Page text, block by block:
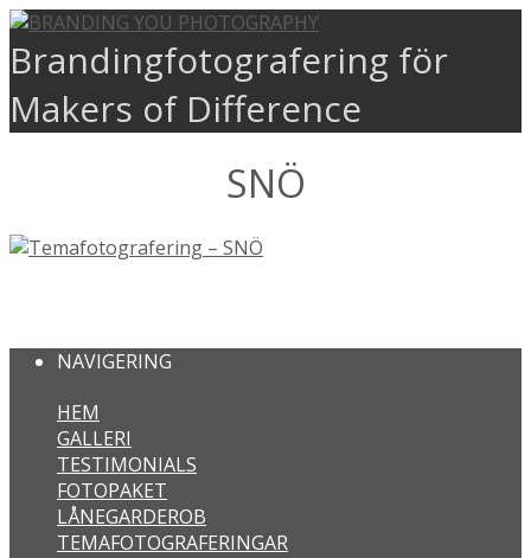
Brandingfotografering för
Makers of Difference
SNÖ
NAVIGERING
HEM
GALLERI
TESTIMONIALS
FOTOPAKET
LÅNEGARDEROB
TEMAFOTOGRAFERINGAR